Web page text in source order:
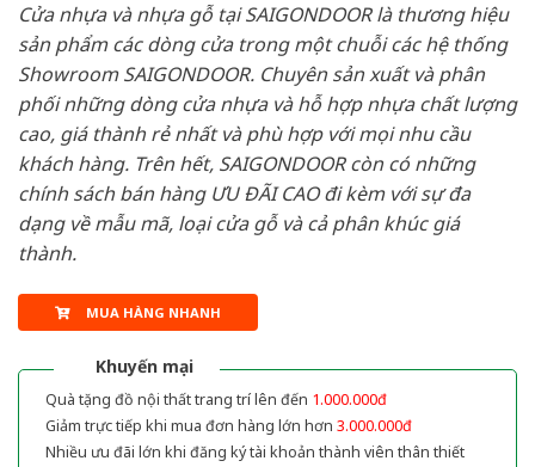
Cửa nhựa và nhựa gỗ tại SAIGONDOOR là thương hiệu
sản phẩm các dòng cửa trong một chuỗi các hệ thống
Showroom SAIGONDOOR. Chuyên sản xuất và phân
phối những dòng cửa nhựa và hỗ hợp nhựa chất lượng
cao, giá thành rẻ nhất và phù hợp với mọi nhu cầu
khách hàng. Trên hết, SAIGONDOOR còn có những
chính sách bán hàng ƯU ĐÃI CAO đi kèm với sự đa
dạng về mẫu mã, loại cửa gỗ và cả phân khúc giá
thành.
MUA HÀNG NHANH
Khuyến mại
Quà tặng đồ nội thất trang trí lên đến 1.000.000đ
Giảm trực tiếp khi mua đơn hàng lớn hơn 3.000.000đ
Nhiều ưu đãi lớn khi đăng ký tài khoản thành viên thân thiết